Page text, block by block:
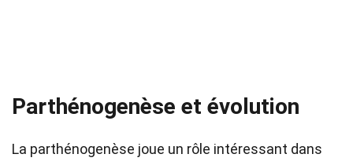
Parthénogenèse et évolution
La parthénogenèse joue un rôle intéressant dans